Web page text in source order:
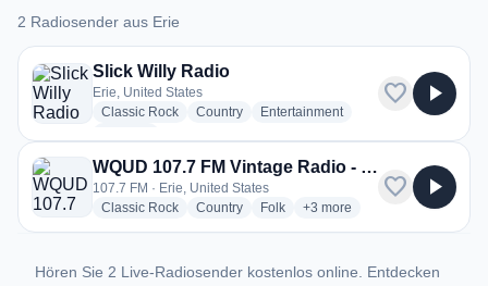
2 Radiosender aus Erie
2 Radiosender aus Erie
Slick Willy Radio
Erie, United States
Classic Rockradio stations
Countryradio stations
Entertainmentradio stations
favorite play_arrow
WQUD 107.7 FM Vintage Radio - WQUD
107.7 FM · Erie, United States
Classic Rockradio stations
Countryradio stations
Folkradio stations
+3 more genres for WQUD
more
favorite play_arrow
Hören Sie 2 Live-Radiosender kostenlos online. Entdecken